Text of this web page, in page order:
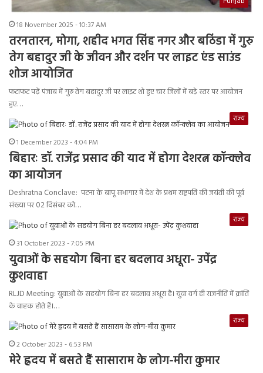
18 November 2025 - 10:37 AM
तरनतारन, मोगा, शहीद भगत सिंह नगर और बठिंडा में गुरु
तेग बहादुर जी के जीवन और दर्शन पर लाइट एंड साउंड
शोज आयोजित
फटाफट पढ़ें पंजाब में गुरु तेग बहादुर जी पर लाइट शो हुए चार जिलों में बड़े स्तर पर आयोजन
हुए…
राज्य
1 December 2023 - 4:04 PM
बिहारः डॉ. राजेंद्र प्रसाद की याद में होगा देशरत्न कॉन्क्लेव
का आयोजन
Deshratna Conclave: पटना के बापू सभागार में देश के प्रथम राष्ट्रपति की जयंती की पूर्व
संख्या पर 02 दिसंबर को…
राज्य
31 October 2023 - 7:05 PM
युवाओं के सहयोग बिना हर बदलाव अधूरा- उपेंद्र
कुशवाहा
RLJD Meeting: युवाओं के सहयोग बिना हर बदलाव अधूरा है। युवा वर्ग ही राजनीति में क्रांति
के वाहक होते हैं।…
राज्य
2 October 2023 - 6:53 PM
मेरे ह्रदय में बसते हैं सासाराम के लोग-मीरा कुमार